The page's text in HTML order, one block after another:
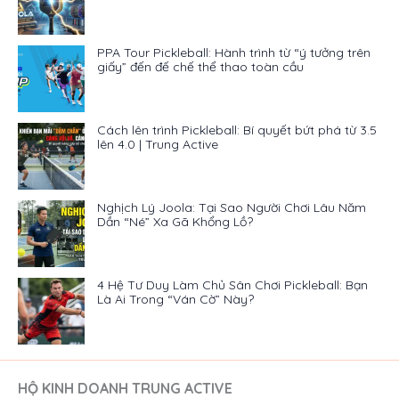
PPA Tour Pickleball: Hành trình từ “ý tưởng trên
giấy” đến đế chế thể thao toàn cầu
Cách lên trình Pickleball: Bí quyết bứt phá từ 3.5
lên 4.0 | Trung Active
Nghịch Lý Joola: Tại Sao Người Chơi Lâu Năm
Dần “Né” Xa Gã Khổng Lồ?
4 Hệ Tư Duy Làm Chủ Sân Chơi Pickleball: Bạn
Là Ai Trong “Ván Cờ” Này?
HỘ KINH DOANH TRUNG ACTIVE